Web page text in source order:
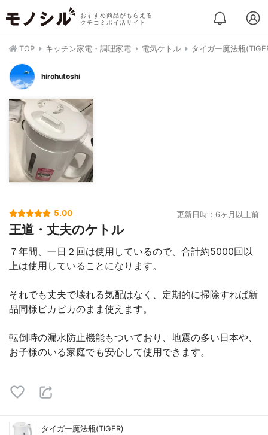
おすすめ商品がもらえる
クチコミポイ活サイト
TOP キッチン家電・調理家電 電気ケトル タイガー魔法瓶
hirohutoshi
5.00 更新日時：6ヶ月以上前
王道・丈夫のケトル
７年間、一日２回は使用しているので、合計約5000回以
上は使用していることになります。
それでも丈夫で壊れる気配はなく、定期的に掃除すれば新
品同様ピカピカのまま使えます。
転倒時の漏水防止機能もついており、地震の多い日本や、
お子様のいる家庭でも安心して使用できます。
タイガー魔法瓶(TIGER)